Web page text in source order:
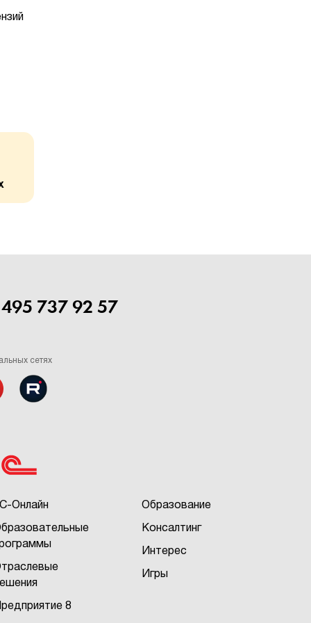
737 92 57
сетях
Онлайн
8
Образование
Консалтинг
Интерес
Игры